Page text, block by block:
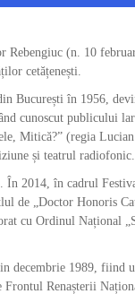
(n. 10
cetățenești.
București în 1956,
cunoscut publicului
Mitică?” (regia
și teatrul radiofonic.
În 2014, în cadrul
de „Doctor Honoris
cu Ordinul Național
decembrie 1989, fiind
Renașterii